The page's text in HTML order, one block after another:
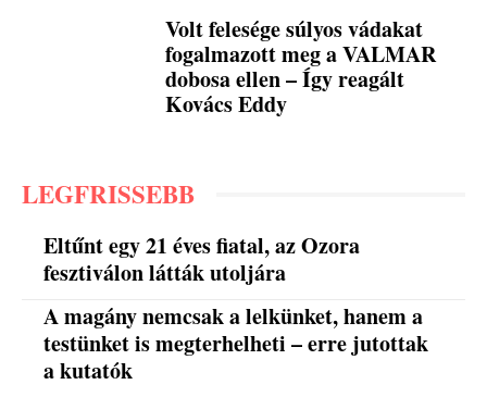
Volt felesége súlyos vádakat
fogalmazott meg a VALMAR
dobosa ellen – Így reagált
Kovács Eddy
LEGFRISSEBB
Eltűnt egy 21 éves fiatal, az Ozora
fesztiválon látták utoljára
A magány nemcsak a lelkünket, hanem a
testünket is megterhelheti – erre jutottak
a kutatók